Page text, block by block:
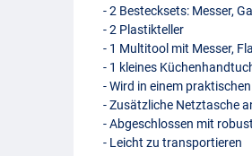
- 2 Bestecksets: Messer,
- 2 Plastikteller
- 1 Multitool mit Messer,
- 1 kleines
- Wird in einem
- Zusätzliche Netztasche
- Abgeschlossen mit
- Leicht zu transportieren